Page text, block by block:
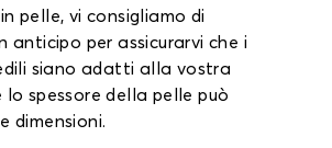
pelle, vi consigliamo di
anticipo per assicurarvi che i
siano adatti alla vostra
spessore della pelle può
dimensioni.